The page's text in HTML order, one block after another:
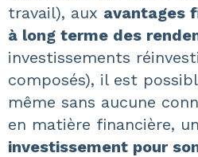
travail), aux avantages
à long terme des
investissements
composés), il est
même sans aucune
en matière financière, un
investissement pour